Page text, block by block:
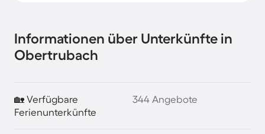
Informationen über Unterkünfte in
Obertrubach
🏡 Verfügbare
Ferienunterkünfte
344 Angebote